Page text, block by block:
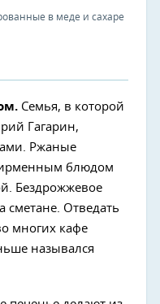
в меде и сахаре
Семья, в которой
Гагарин,
Ржаные
блюдом
Бездрожжевое
сметане. Отведать
многих кафе
назывался